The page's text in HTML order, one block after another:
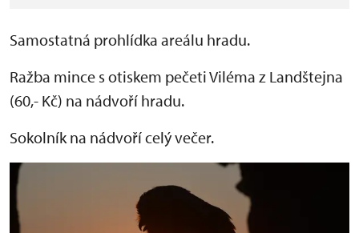
Samostatná prohlídka areálu hradu.
Ražba mince s otiskem pečeti Viléma z Landštejna
(60,- Kč) na nádvoří hradu.
Sokolník na nádvoří celý večer.